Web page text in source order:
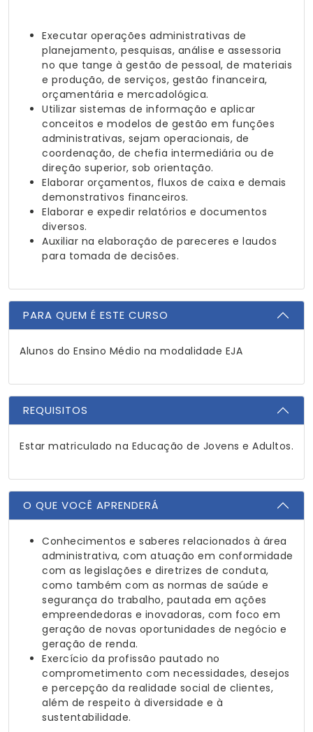
Executar operações administrativas de
planejamento, pesquisas, análise e assessoria
no que tange à gestão de pessoal, de materiais
e produção, de serviços, gestão financeira,
orçamentária e mercadológica.
Utilizar sistemas de informação e aplicar
conceitos e modelos de gestão em funções
administrativas, sejam operacionais, de
coordenação, de chefia intermediária ou de
direção superior, sob orientação.
Elaborar orçamentos, fluxos de caixa e demais
demonstrativos financeiros.
Elaborar e expedir relatórios e documentos
diversos.
Auxiliar na elaboração de pareceres e laudos
para tomada de decisões.
PARA QUEM É ESTE CURSO
Alunos do Ensino Médio na modalidade EJA
REQUISITOS
Estar matriculado na Educação de Jovens e Adultos.
O QUE VOCÊ APRENDERÁ
Conhecimentos e saberes relacionados à área
administrativa, com atuação em conformidade
com as legislações e diretrizes de conduta,
como também com as normas de saúde e
segurança do trabalho, pautada em ações
empreendedoras e inovadoras, com foco em
geração de novas oportunidades de negócio e
geração de renda.
Exercício da profissão pautado no
comprometimento com necessidades, desejos
e percepção da realidade social de clientes,
além de respeito à diversidade e à
sustentabilidade.